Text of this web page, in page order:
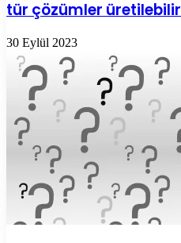
tür çözümler üretilebilir
30 Eylül 2023